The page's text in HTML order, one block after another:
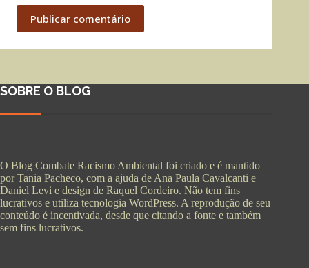
Publicar comentário
SOBRE O BLOG
O Blog Combate Racismo Ambiental foi criado e é mantido
por Tania Pacheco, com a ajuda de Ana Paula Cavalcanti e
Daniel Levi e design de Raquel Cordeiro. Não tem fins
lucrativos e utiliza tecnologia WordPress. A reprodução de seu
conteúdo é incentivada, desde que citando a fonte e também
sem fins lucrativos.